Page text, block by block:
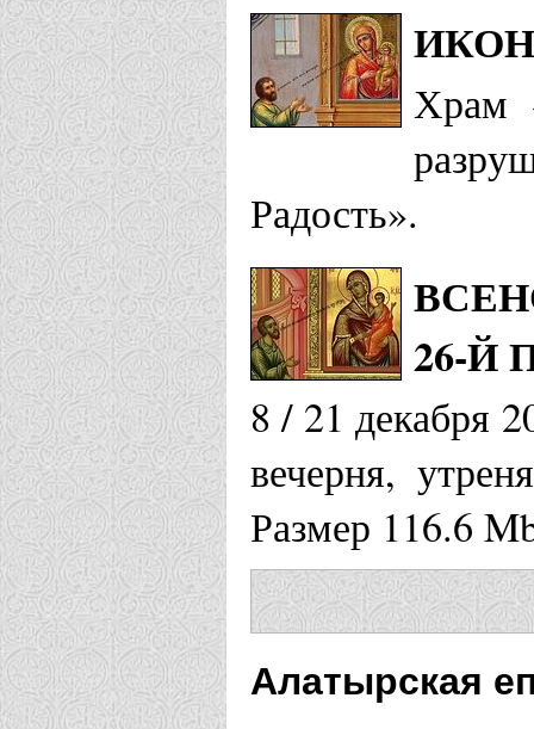
Храм
Радость».
26-Й
8 / 21 декабря
вечерня,
Размер 116.6
Алатырская